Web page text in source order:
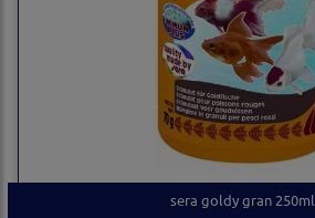
sera goldy gran 250ml